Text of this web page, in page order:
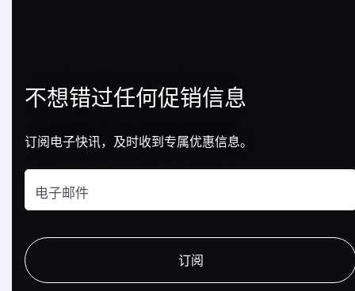
不想错过任何促销信息
订阅电子快讯，及时收到专属优惠信息。
电子邮件
订阅